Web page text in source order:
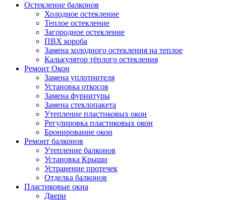
Остекление балконов
Холодное остекление
Теплое остекление
Загородное остекление
ПВХ короба
Замена холодного остекления на теплое
Калькулятор тёплого остекления
Ремонт Окон
Замена уплотнителя
Установка откосов
Замена фурнитуры
Замена стеклопакета
Утепление пластиковых окон
Регулировка пластиковых окон
Бронирование окон
Ремонт балконов
Утепление балконов
Установка Крыши
Устранение протечек
Отделка балконов
Пластиковые окна
Двери